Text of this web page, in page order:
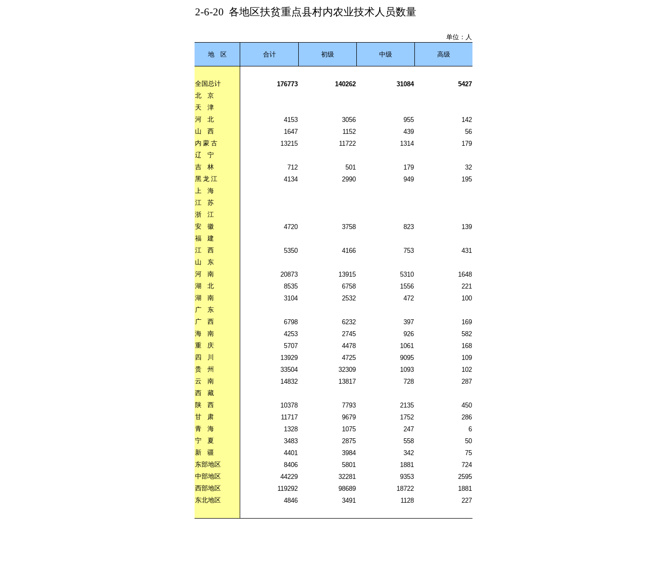
2-6-20 各地区扶贫重点县村内农业技术人员数量
单位：人
地 区 合计 初级 中级 高级
全国总计 176773 140262 31084
5427
北
京
天
津
河
北 4153 3056 955
142
山
西 1647 1152 439
56
内 蒙 古 13215 11722 1314
179
辽
宁
吉
林 712 501 179
32
黑 龙 江 4134 2990 949
195
上
海
江
苏
浙
江
安
徽 4720 3758 823
139
福
建
江
西 5350 4166 753
431
山
东
河
南 20873 13915 5310
1648
湖
北 8535 6758 1556
221
湖
南 3104 2532 472
100
广
东
广
西 6798 6232 397
169
海
南 4253 2745 926
582
重
庆 5707 4478 1061
168
四
川 13929 4725 9095
109
贵
州 33504 32309 1093
102
云
南 14832 13817 728
287
西
藏
陕
西 10378 7793 2135
450
甘
肃 11717 9679 1752
286
青
海 1328 1075 247
6
宁
夏 3483 2875 558
50
新
疆 4401 3984 342
75
东部地区
8406 5801 1881
724
中部地区
44229 32281 9353
2595
西部地区
119292 98689 18722
1881
东北地区
4846 3491 1128 227